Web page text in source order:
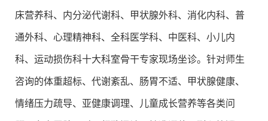
床营养科、内分泌代谢科、甲状腺外科、消化内科、普
通外科、心理精神科、全科医学科、中医科、小儿内
科、运动损伤科十大科室骨干专家现场坐诊。针对师生
咨询的体重超标、代谢紊乱、肠胃不适、甲状腺健康、
情绪压力疏导、亚健康调理、儿童成长营养等各类问